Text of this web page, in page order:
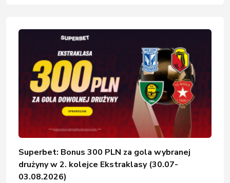
Superbet: Bonus 300 PLN za gola wybranej
drużyny w 2. kolejce Ekstraklasy (30.07-
03.08.2026)